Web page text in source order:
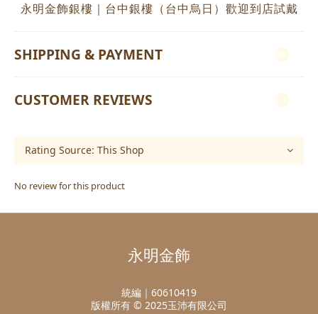
永明金飾銀樓｜台中銀樓（台中烏日）歡迎到店試戴
SHIPPING & PAYMENT
CUSTOMER REVIEWS
No review for this product
永明金飾
統編｜60610419
版權所有 © 2025玉沛有限公司